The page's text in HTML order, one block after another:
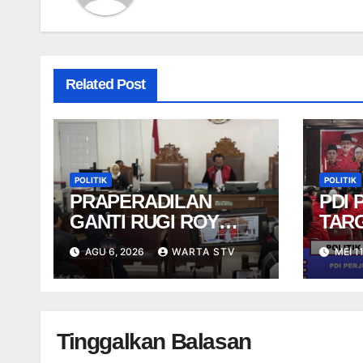
Related Post
POLITIK
PRAPERADILAN
GANTI RUGI ROY
SURYO DITOLAK
AGU 6, 2026 WARTA STV
POLITIK
PDI
MEI
Tinggalkan Balasan